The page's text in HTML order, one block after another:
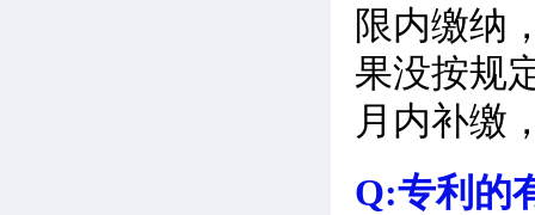
限内缴纳
果没按规
月内补缴
Q:专利的